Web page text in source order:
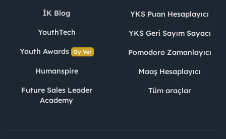
İK Blog
YouthTech
Youth Awards Oy Ver
Humanspire
Future Sales Leader
Academy
YKS Puan Hesaplayıcı
YKS Geri Sayım Sayacı
Pomodoro Zamanlayıcı
Maaş Hesaplayıcı
Tüm araçlar